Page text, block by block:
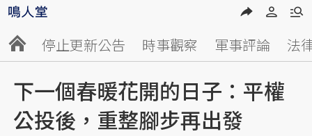
停止更新公告 時事觀察 軍事評論 法
下一個春暖花開的日子：平權
公投後，重整腳步再出發